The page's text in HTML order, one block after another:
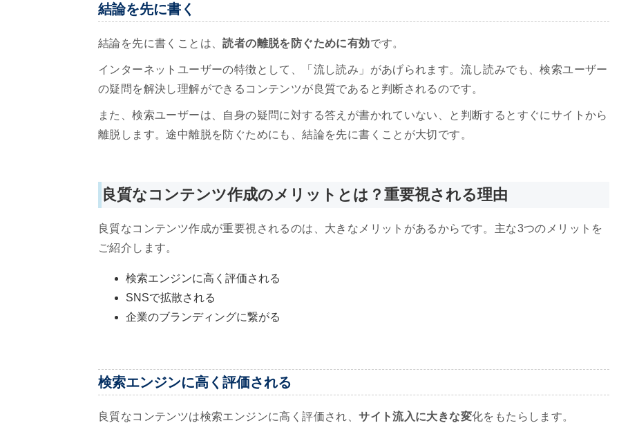
結論を先に書く
結論を先に書くことは、読者の離脱を防ぐために有効です。
インターネットユーザーの特徴として、「流し読み」があげられます。流し読みでも、検索ユーザー
の疑問を解決し理解ができるコンテンツが良質であると判断されるのです。
また、検索ユーザーは、自身の疑問に対する答えが書かれていない、と判断するとすぐにサイトから
離脱します。途中離脱を防ぐためにも、結論を先に書くことが大切です。
良質なコンテンツ作成のメリットとは？重要視される理由
良質なコンテンツ作成が重要視されるのは、大きなメリットがあるからです。主な3つのメリットを
ご紹介します。
検索エンジンに高く評価される
SNSで拡散される
企業のブランディングに繋がる
検索エンジンに高く評価される
良質なコンテンツは検索エンジンに高く評価され、サイト流入に大きな変化をもたらします。